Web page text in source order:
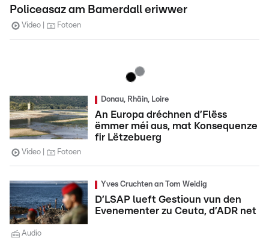
Policeasaz am Bamerdall eriwwer
Video Fotoen
Donau, Rhäin, Loire
An Europa dréchnen d’Flëss
ëmmer méi aus, mat Konsequenze
fir Lëtzebuerg
Video Fotoen
Yves Cruchten an Tom Weidig
D’LSAP lueft Gestioun vun den
Evenementer zu Ceuta, d’ADR net
Audio